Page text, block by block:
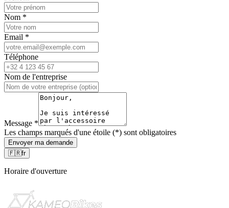
Nom *
Email *
Téléphone
Nom de l'entreprise
Message *
Les champs marqués d'une étoile (*) sont obligatoires
Envoyer ma demande
🇫🇷fr
Horaire d'ouverture